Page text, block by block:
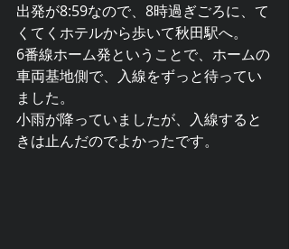
出発が8:59なので、8時過ぎごろに、て
くてくホテルから歩いて秋田駅へ。
6番線ホーム発ということで、ホームの
車両基地側で、入線をずっと待ってい
ました。
小雨が降っていましたが、入線すると
きは止んだのでよかったです。